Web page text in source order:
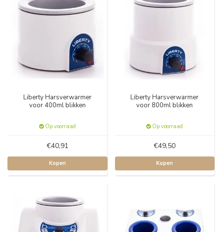
Liberty Harsverwarmer
voor 400ml blikken
Op voorraad
€40,91
Kopen
Liberty Harsverwarmer
voor 800ml blikken
Op voorraad
€49,50
Kopen